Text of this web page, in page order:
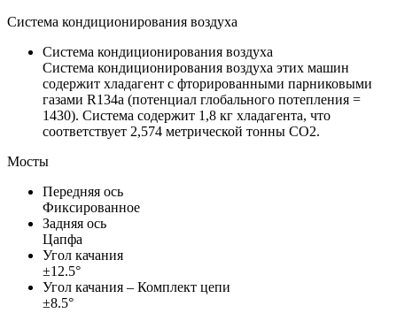
Система кондиционирования воздуха
Система кондиционирования воздуха
Система кондиционирования воздуха этих машин
содержит хладагент с фторированными парниковыми
газами R134a (потенциал глобального потепления =
1430). Система содержит 1,8 кг хладагента, что
соответствует 2,574 метрической тонны CO2.
Мосты
Передняя ось
Фиксированное
Задняя ось
Цапфа
Угол качания
±12.5°
Угол качания – Комплект цепи
±8.5°